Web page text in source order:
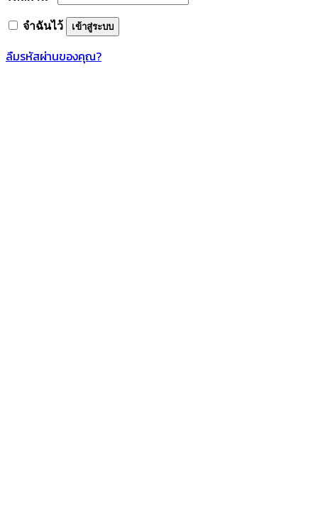
จำฉันไว้ เข้าสู่ระบบ
ลืมรหัสผ่านของคุณ?